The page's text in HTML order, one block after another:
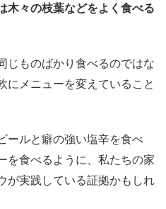
木々の枝葉などをよく食べる
じものばかり食べるのではな
にメニューを変えていること
ールと癖の強い塩辛を食べ
を食べるように、私たちの家
が実践している証拠かもしれ